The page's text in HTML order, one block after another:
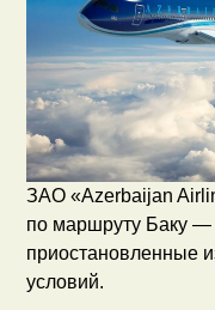
ЗАО «Azerbaijan
по маршруту Баку
приостановленные
условий.